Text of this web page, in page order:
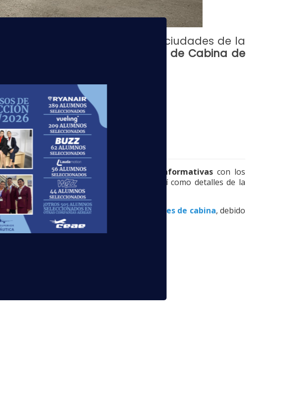
celebrará en distintas ciudades de la
tripulación con
Tripulantes de Cabina de
para desarrollar unas jornadas informativas con los
la compañía y cómo trabajar en ella, así como detalles de la
querer incorporar amás de 5.000 tripulantes de cabina, debido
candidatoses el siguiente: